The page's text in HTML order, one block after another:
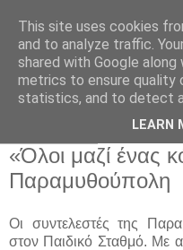
Παιδικός
«Όλοι μαζί ένας
Παραμυθούπολη
Οι συντελεστές της
στον Παιδικό Σταθμό. Με
This site uses cookies
and to analyze traffic.
shared with Google
metrics to ensure quality
statistics, and to detect
LEARN